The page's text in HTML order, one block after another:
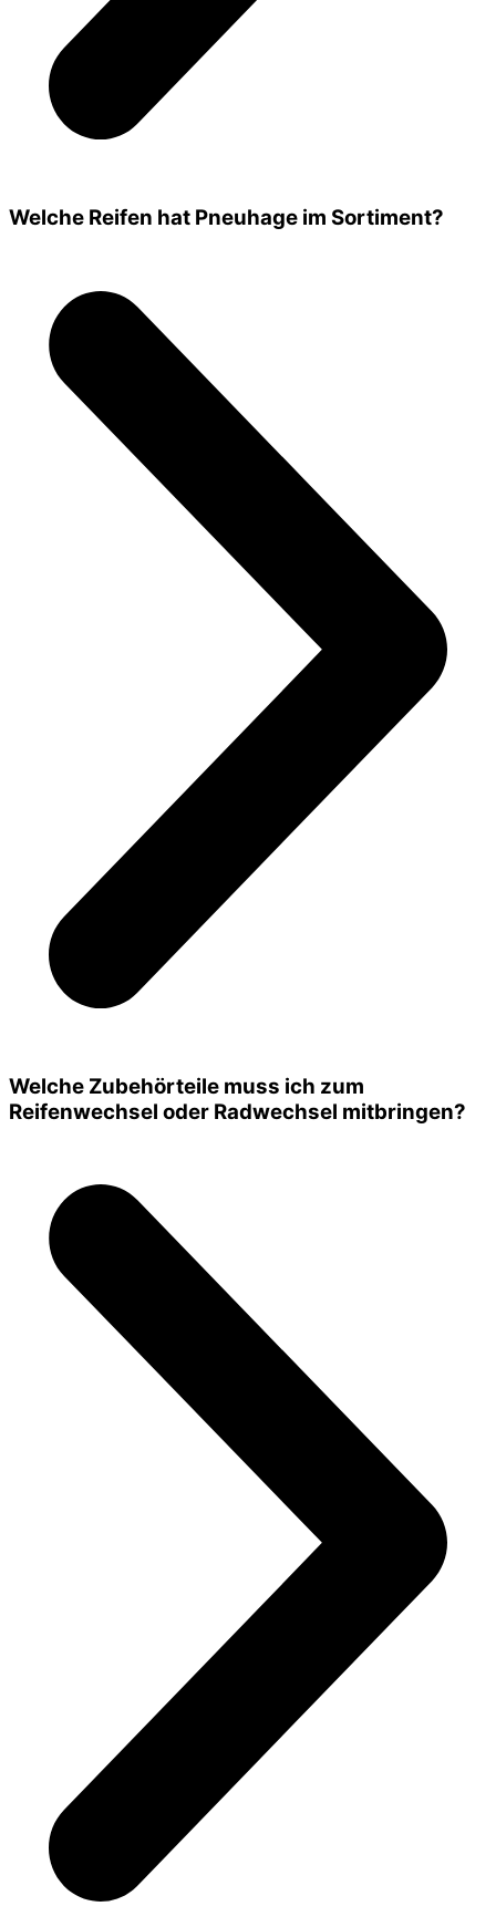
Welche Reifen hat Pneuhage im Sortiment?
Welche Zubehörteile muss ich zum
Reifenwechsel oder Radwechsel mitbringen?